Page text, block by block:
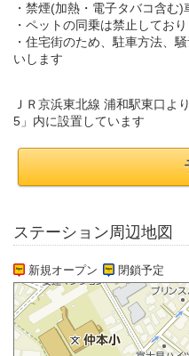
・禁煙(加熱・電子タバコ含む)
・ペットの同乗は禁止してお
・住宅街のため、駐車方法、
いします
ＪＲ京浜東北線 浦和駅東口よ
5」内に設置しています
ステーション周辺地図
新規オープン 閉鎖予定